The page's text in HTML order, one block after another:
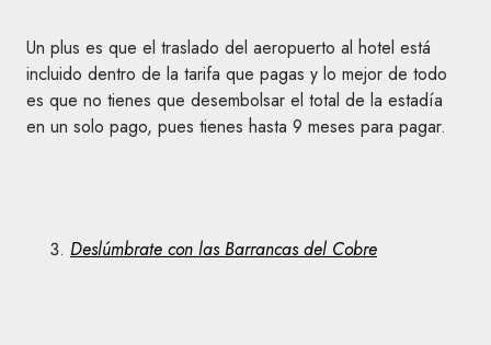
Un plus es que el traslado del aeropuerto al hotel está
incluido dentro de la tarifa que pagas y lo mejor de todo
es que no tienes que desembolsar el total de la estadía
en un solo pago, pues tienes hasta 9 meses para pagar.
Deslúmbrate con las Barrancas del Cobre